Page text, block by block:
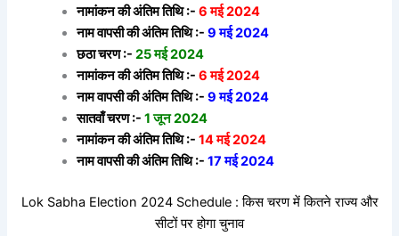
नामांकन की अंतिम तिथि :-6 मई 2024
नाम वापसी की अंतिम तिथि :-9 मई 2024
छठा चरण :- 25 मई 2024
नामांकन की अंतिम तिथि :-6 मई 2024
नाम वापसी की अंतिम तिथि :-9 मई 2024
सातवाँ चरण :- 1 जून 2024
नामांकन की अंतिम तिथि :-14 मई 2024
नाम वापसी की अंतिम तिथि :-17 मई 2024
Lok Sabha Election 2024 Schedule : किस चरण में कितने राज्य और
सीटों पर होगा चुनाव